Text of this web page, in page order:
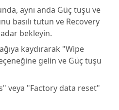
aynı anda Güç tuşu ve
basılı tutun ve Recovery
bekleyin.
kaydırarak "Wipe
gelin ve Güç tuşu
veya "Factory data reset"